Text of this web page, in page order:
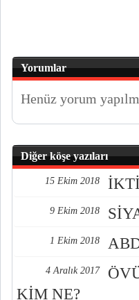
Yorumlar
Henüz yorum
Diğer köşe yazıları
15 Ekim 2018
9 Ekim 2018
1 Ekim 2018
4 Aralık 2017
KİM NE?